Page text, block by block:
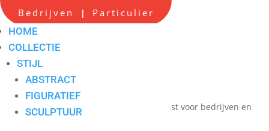
Bedrijven | Particulier
HOME
COLLECTIE
STIJL
ABSTRACT
FIGURATIEF
SCULPTUUR
Scherpe all-in prijzen
Hoge service op locatie
Maatwerk advies
Persoonlijk contact
één aanspreekpunt
Verkoop en verhuur van hedendaagse kunst voor bedrijven en